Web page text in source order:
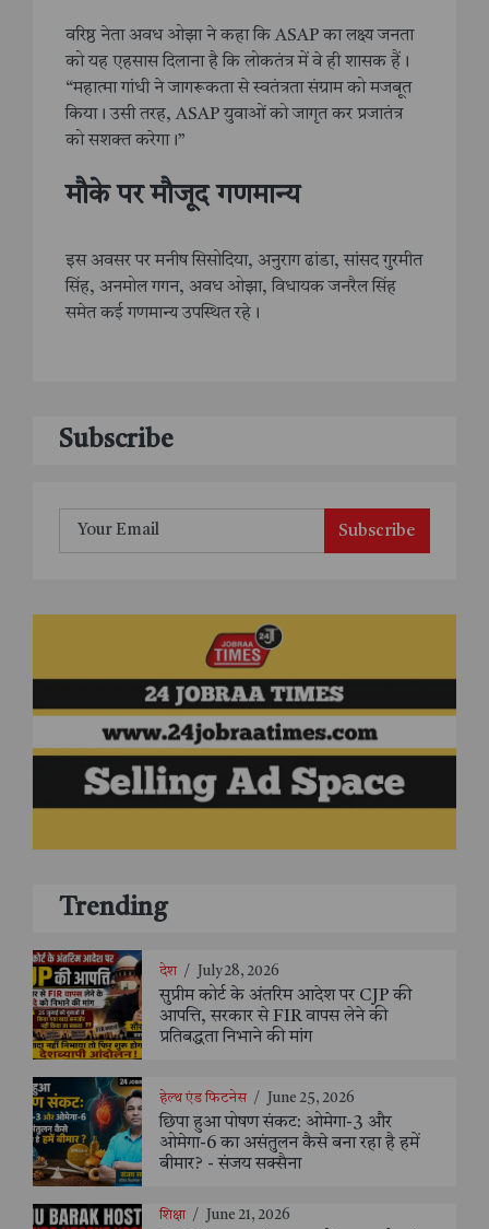
वरिष्ठ नेता अवध ओझा ने कहा कि ASAP का लक्ष्य जनता
को यह एहसास दिलाना है कि लोकतंत्र में वे ही शासक हैं।
“महात्मा गांधी ने जागरूकता से स्वतंत्रता संग्राम को मजबूत
किया। उसी तरह, ASAP युवाओं को जागृत कर प्रजातंत्र
को सशक्त करेगा।”
मौके पर मौजूद गणमान्य
इस अवसर पर मनीष सिसोदिया, अनुराग ढांडा, सांसद गुरमीत
सिंह, अनमोल गगन, अवध ओझा, विधायक जनरैल सिंह
समेत कई गणमान्य उपस्थित रहे।
Subscribe
Subscribe
Trending
देश / July 28, 2026
सुप्रीम कोर्ट के अंतरिम आदेश पर CJP की
आपत्ति, सरकार से FIR वापस लेने की
प्रतिबद्धता निभाने की मांग
हेल्थ एंड फिटनेस / June 25, 2026
छिपा हुआ पोषण संकट: ओमेगा-3 और
ओमेगा-6 का असंतुलन कैसे बना रहा है हमें
बीमार? - संजय सक्सैना
शिक्षा / June 21, 2026